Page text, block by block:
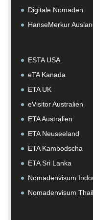
Digitale Nomaden
HanseMerkur
ESTA USA
eTA Kanada
ETA UK
eVisitor Australien
ETA Australien
ETA Neuseeland
ETA Kambodscha
ETA Sri Lanka
Nomadenvisum
Nomadenvisum